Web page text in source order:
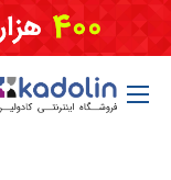
Skip to Content